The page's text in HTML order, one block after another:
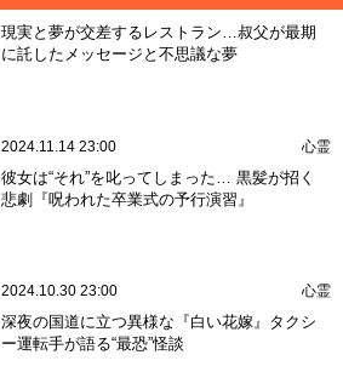
現実と夢が交差するレストラン…叔父が最期
に託したメッセージと不思議な夢
2024.11.14 23:00 心霊
彼女は“それ”を叱ってしまった… 黒髪が招く
悲劇『呪われた卒業式の予行演習』
2024.10.30 23:00 心霊
深夜の国道に立つ異様な『白い花嫁』タクシ
ー運転手が語る“最恐”怪談